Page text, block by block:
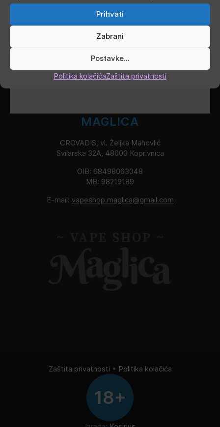
Prihvati
Zabrani
Postavke...
Politika kolačićaZaštita privatnosti
MAGLICA
CROVADIS, vl. Željka Mahovlić
Svilarska 32A, 48000 Koprivnica
OIB: 68498063048
MB: 98219189
E-mail: vapeshop.maglica@gmail.com
Zaštita privatnosti • Politika kolačića
18+